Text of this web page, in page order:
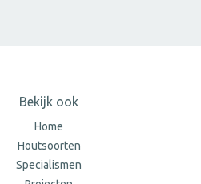
Bekijk ook
Home
Houtsoorten
Specialismen